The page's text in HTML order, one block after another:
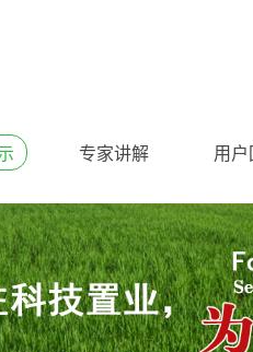
专家讲解 用